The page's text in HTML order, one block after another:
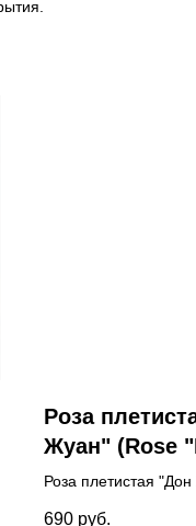
Роза
Жуан" (Rose
с.3-с.5
Роза плетистая
690 руб.